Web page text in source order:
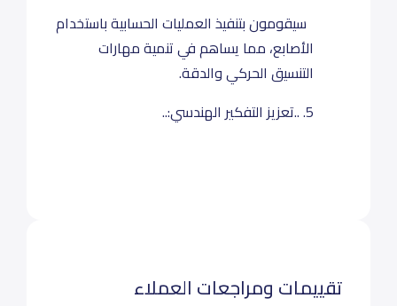
سيقومون بتنفيذ العمليات الحسابية باستخدام
الأصابع، مما يساهم في تنمية مهارات
التنسيق الحركي والدقة.
5. ..تعزيز التفكير الهندسي:..
تقييمات ومراجعات العملاء